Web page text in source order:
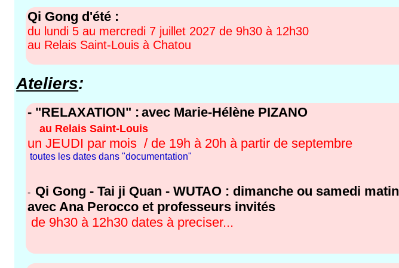
Qi Gong d'été :
du lundi 5 au mercredi 7 juillet 2027 de 9h30 à 12h30
au Relais Saint-Louis à Chatou
Ateliers:
- "RELAXATION" : avec Marie-Hélène PIZANO
au Relais Saint-Louis
un JEUDI par mois / de 19h à 20h à partir de septembre
toutes les dates dans "documentation"
- Qi Gong - Tai ji Quan - WUTAO : dimanche ou samedi matin
avec Ana Perocco et professeurs invités
de 9h30 à 12h30 dates à preciser...